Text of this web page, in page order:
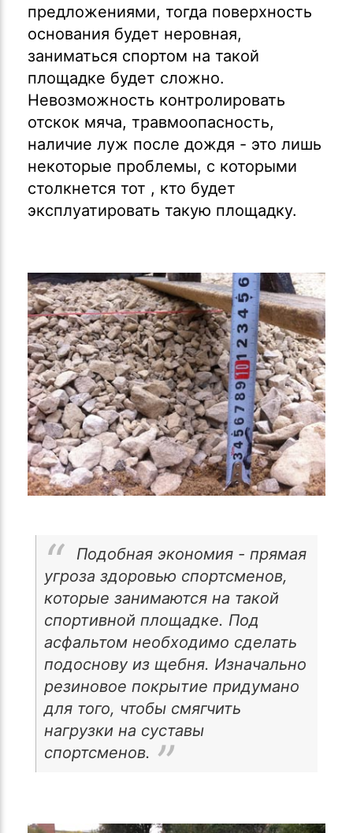
предложениями, тогда поверхность
основания будет неровная,
заниматься спортом на такой
площадке будет сложно.
Невозможность контролировать
отскок мяча, травмоопасность,
наличие луж после дождя - это лишь
некоторые проблемы, с которыми
столкнется тот , кто будет
эксплуатировать такую площадку.
Подобная экономия - прямая
угроза здоровью спортсменов,
которые занимаются на такой
спортивной площадке. Под
асфальтом необходимо сделать
подоснову из щебня. Изначально
резиновое покрытие придумано
для того, чтобы смягчить
нагрузки на суставы
спортсменов.